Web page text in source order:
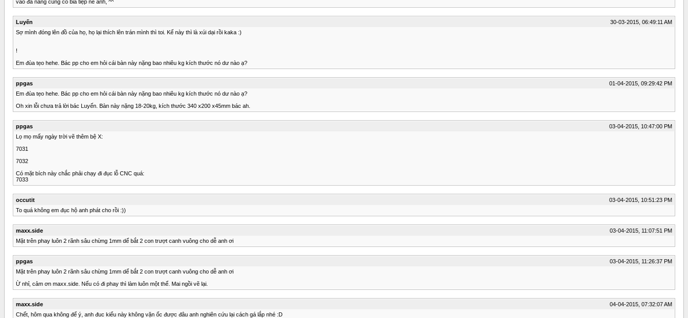
vào đà nẵng cũng có bia tiệp nè anh, ^^
Luyến
30-03-2015, 06:49:11 AM
Sợ mình đóng lên đồ của họ, họ lại thích lên trán mình thì toi. Kế này thì là xúi dại rồi kaka :)
!
Em đùa tẹo hehe. Bác pp cho em hỏi cái bàn này nặng bao nhiêu kg kích thước nó dư nào ạ?
ppgas
01-04-2015, 09:29:42 PM
Em đùa tẹo hehe. Bác pp cho em hỏi cái bàn này nặng bao nhiêu kg kích thước nó dư nào ạ?
Oh xin lỗi chưa trả lời bác Luyến. Bàn này nặng 18-20kg, kích thước 340 x200 x45mm bác ah.
ppgas
03-04-2015, 10:47:00 PM
Lọ mọ mấy ngày trời vẽ thêm bệ X:
7031
7032
Có mặt bích này chắc phải chạy đi đục lỗ CNC quá:
7033
occutit
03-04-2015, 10:51:23 PM
To quá không em đục hộ anh phát cho rồi :))
maxx.side
03-04-2015, 11:07:51 PM
Mặt trên phay luôn 2 rãnh sâu chừng 1mm dể bắt 2 con trượt canh vuông cho dễ anh ơi
ppgas
03-04-2015, 11:26:37 PM
Mặt trên phay luôn 2 rãnh sâu chừng 1mm dể bắt 2 con trượt canh vuông cho dễ anh ơi
Ừ nhỉ, cảm ơn maxx.side. Nếu có đi phay thì làm luôn một thể. Mai ngồi vẽ lại.
maxx.side
04-04-2015, 07:32:07 AM
Chết, hôm qua không để ý, anh đuc kiểu này không vặn ốc được đâu anh nghiên cứu lại cách gá lắp nhé :D